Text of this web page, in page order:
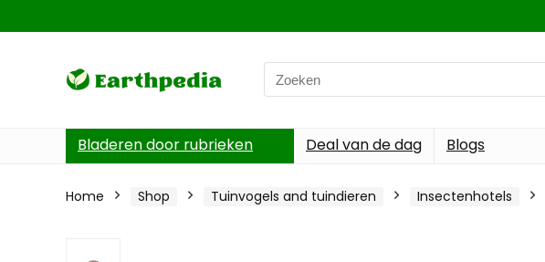
Search
for:
Bladeren door rubrieken Deal van de dag Blogs
Home Shop Tuinvogels and tuindieren Insectenhotels